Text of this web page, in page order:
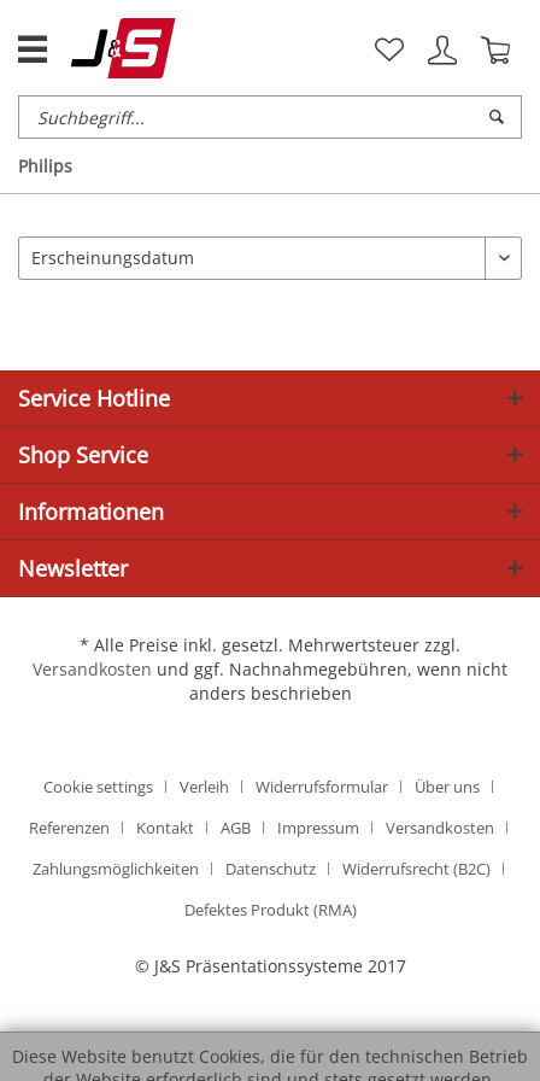
Philips
Service Hotline
Shop Service
Informationen
Newsletter
* Alle Preise inkl. gesetzl. Mehrwertsteuer zzgl.
Versandkosten und ggf. Nachnahmegebühren, wenn nicht
anders beschrieben
Cookie settings Verleih Widerrufsformular
Über uns
Referenzen
Kontakt AGB Impressum
Versandkosten
Zahlungsmöglichkeiten
Datenschutz
Widerrufsrecht (B2C)
Defektes Produkt (RMA)
© J&S Präsentationssysteme 2017
Diese Website benutzt Cookies, die für den technischen Betrieb